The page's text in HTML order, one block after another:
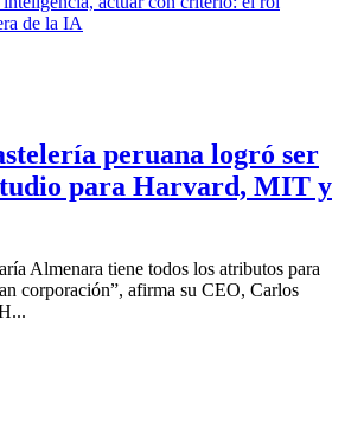
peruana logró ser
para Harvard, MIT y
Almenara tiene todos los atributos para
corporación”, afirma su CEO, Carlos